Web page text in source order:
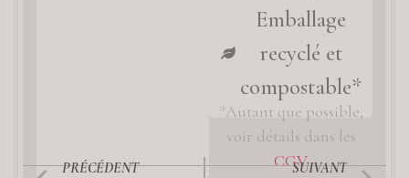
Emballage
recyclé et
compostable*
*Autant que possible,
voir détails dans les
CGV
PRÉCÉDENT SUIVANT